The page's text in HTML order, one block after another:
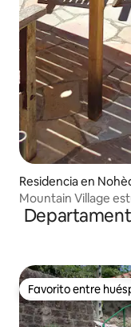
Residencia en
Mountain Village
Favorito entre
Favorito entre